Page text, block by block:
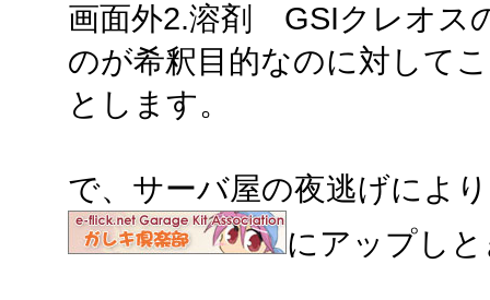
画面外2.溶剤 GSIクレオス
のが希釈目的なのに対して
とします。
で、サーバ屋の夜逃げによ
にアップし